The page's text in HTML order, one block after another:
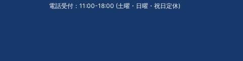
電話受付：11:00-18:00 (土曜・日曜・祝日定休)